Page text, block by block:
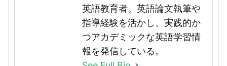
英語教育者。英語論文執筆や
指導経験を活かし、実践的か
つアカデミックな英語学習情
報を発信している。